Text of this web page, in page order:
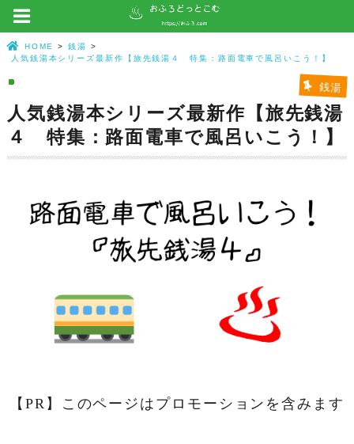
HOME
銭湯
人気銭湯本シリーズ最新作【旅先銭湯４ 特集：路面電車で風呂いこう！】
銭湯
人気銭湯本シリーズ最新作【旅先銭湯
４ 特集：路面電車で風呂いこう！】
【PR】このページはプロモーションを含みます